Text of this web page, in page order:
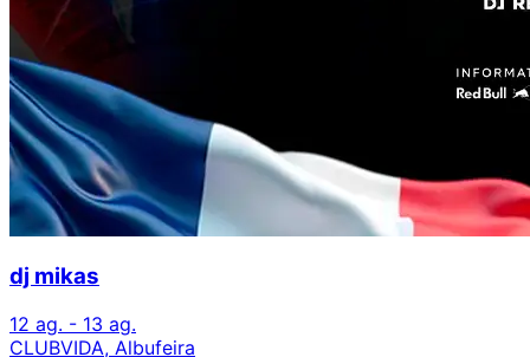
dj mikas
12 ag. - 13 ag.
CLUBVIDA, Albufeira